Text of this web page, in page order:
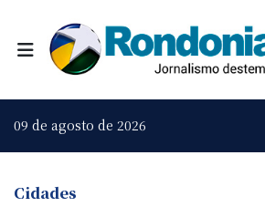
09 de agosto de 2026
Cidades